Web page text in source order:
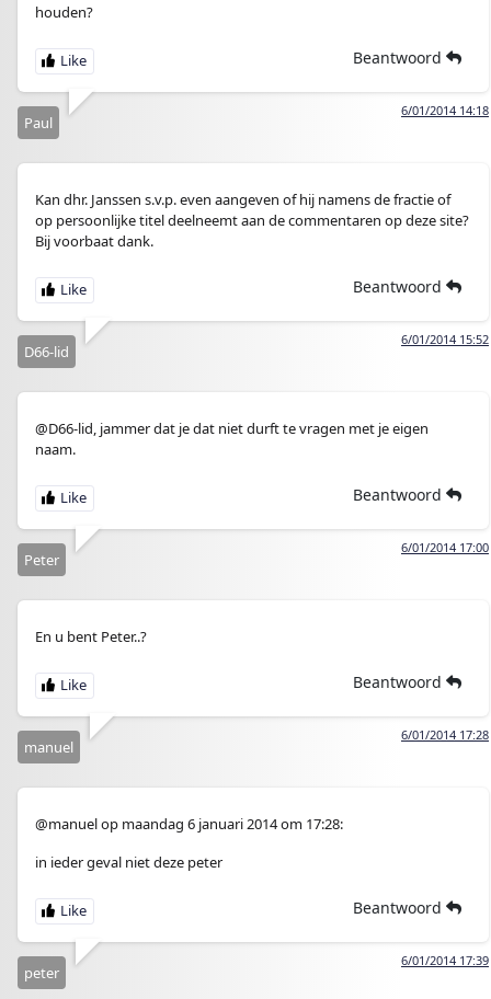
houden?
Beantwoord
6/01/2014 14:18
Paul
Kan dhr. Janssen s.v.p. even aangeven of hij namens de fractie of
op persoonlijke titel deelneemt aan de commentaren op deze site?
Bij voorbaat dank.
Beantwoord
6/01/2014 15:52
D66-lid
@D66-lid, jammer dat je dat niet durft te vragen met je eigen
naam.
Beantwoord
6/01/2014 17:00
Peter
En u bent Peter..?
Beantwoord
6/01/2014 17:28
manuel
@manuel op maandag 6 januari 2014 om 17:28:
in ieder geval niet deze peter
Beantwoord
6/01/2014 17:39
peter